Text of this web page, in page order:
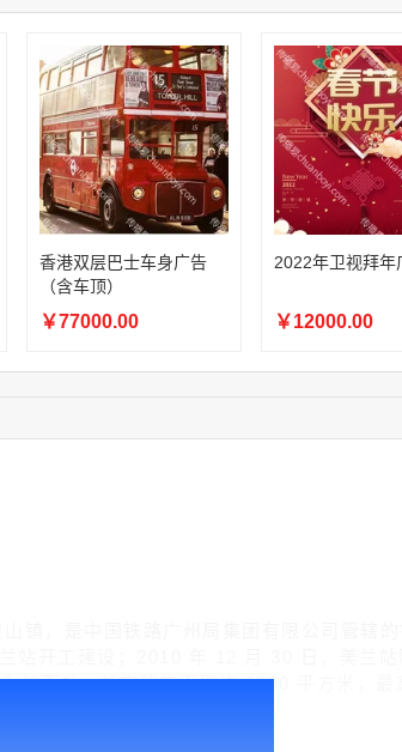
所在商家
在商家
在商家
所在商家
所在商家
￥27600.00
香港
香港双层巴士车身广告
（含车顶）
￥77000.00
2022年卫视拜年
￥12000.00
地下站，站房建筑面积约 3000 平方米，最